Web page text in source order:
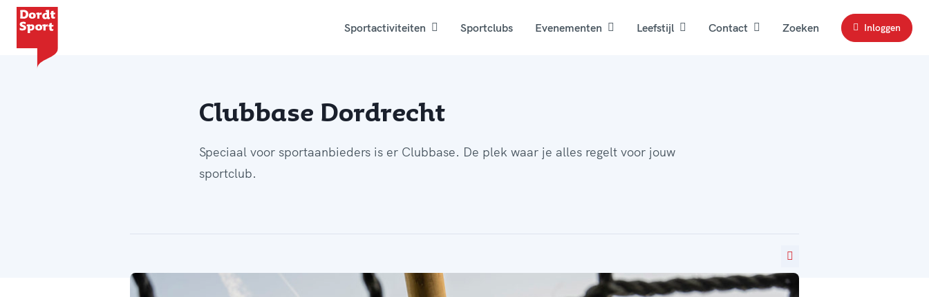
Sportactiviteiten Sportclubs Evenementen Leefstijl Contact Zoeken Inloggen
Clubbase Dordrecht
Speciaal voor sportaanbieders is er Clubbase. De plek waar je alles regelt voor jouw
sportclub.